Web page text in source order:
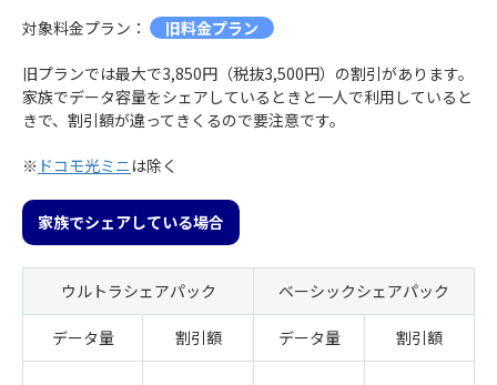
対象料金プラン： 旧料金プラン
旧プランでは最大で3,850円（税抜3,500円）の割引があります。
家族でデータ容量をシェアしているときと一人で利用していると
きで、割引額が違ってきくるので要注意です。
※ ドコモ光ミニは除く
家族でシェアしている場合
ウルトラシェアパック ベーシックシェアパック
データ量 割引額 データ量 割引額